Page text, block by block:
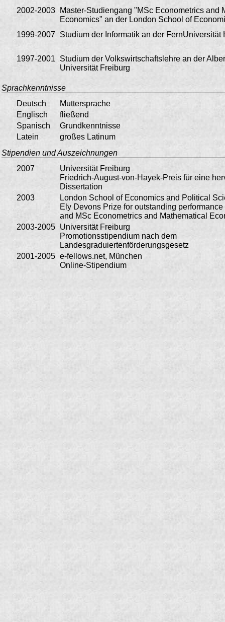
2002-2003
Master-Studiengang "MSc Econometrics and
Economics" an der London School of
1999-2007 Studium der Informatik an der FernUniversität
1997-2001
Studium der Volkswirtschaftslehre an der
Universität Freiburg
Sprachkenntnisse
Deutsch
Muttersprache
Englisch
fließend
Spanisch
Grundkenntnisse
Latein
großes Latinum
Stipendien und Auszeichnungen
2007
Universität Freiburg
Friedrich-August-von-Hayek-Preis für eine
Dissertation
2003
London School of Economics and Political
Ely Devons Prize for outstanding
and MSc Econometrics and Mathematical
2003-2005 Universität Freiburg
Promotionsstipendium nach dem
Landesgraduiertenförderungsgesetz
2001-2005 e-fellows.net, München
Online-Stipendium